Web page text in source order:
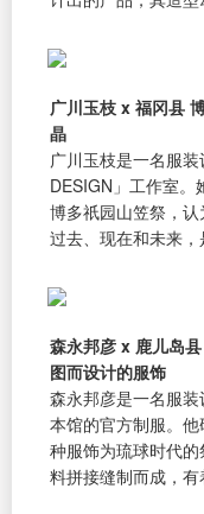
广川玉枝 x 福冈县
晶
广川玉枝是一名服
DESIGN」工作室
博多祇园山笠祭，
过去、现在和未来，
森永邦彦 x 鹿儿岛
图而设计的服饰
森永邦彦是一名服
本馆的官方制服。
种服饰为琉球时代
料拼接缝制而成，有